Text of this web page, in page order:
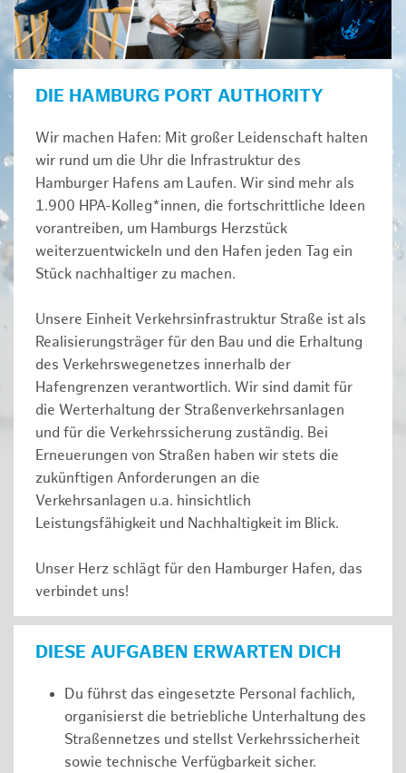
DIE HAMBURG PORT AUTHORITY
Wir machen Hafen: Mit großer Leidenschaft halten
wir rund um die Uhr die Infrastruktur des
Hamburger Hafens am Laufen. Wir sind mehr als
1.900 HPA-Kolleg*innen, die fortschrittliche Ideen
vorantreiben, um Hamburgs Herzstück
weiterzuentwickeln und den Hafen jeden Tag ein
Stück nachhaltiger zu machen.
Unsere Einheit Verkehrsinfrastruktur Straße ist als
Realisierungsträger für den Bau und die Erhaltung
des Verkehrswegenetzes innerhalb der
Hafengrenzen verantwortlich. Wir sind damit für
die Werterhaltung der Straßenverkehrsanlagen
und für die Verkehrssicherung zuständig. Bei
Erneuerungen von Straßen haben wir stets die
zukünftigen Anforderungen an die
Verkehrsanlagen u.a. hinsichtlich
Leistungsfähigkeit und Nachhaltigkeit im Blick.
Unser Herz schlägt für den Hamburger Hafen, das
verbindet uns!
DIESE AUFGABEN ERWARTEN DICH
Du führst das eingesetzte Personal fachlich,
organisierst die betriebliche Unterhaltung des
Straßennetzes und stellst Verkehrssicherheit
sowie technische Verfügbarkeit sicher.